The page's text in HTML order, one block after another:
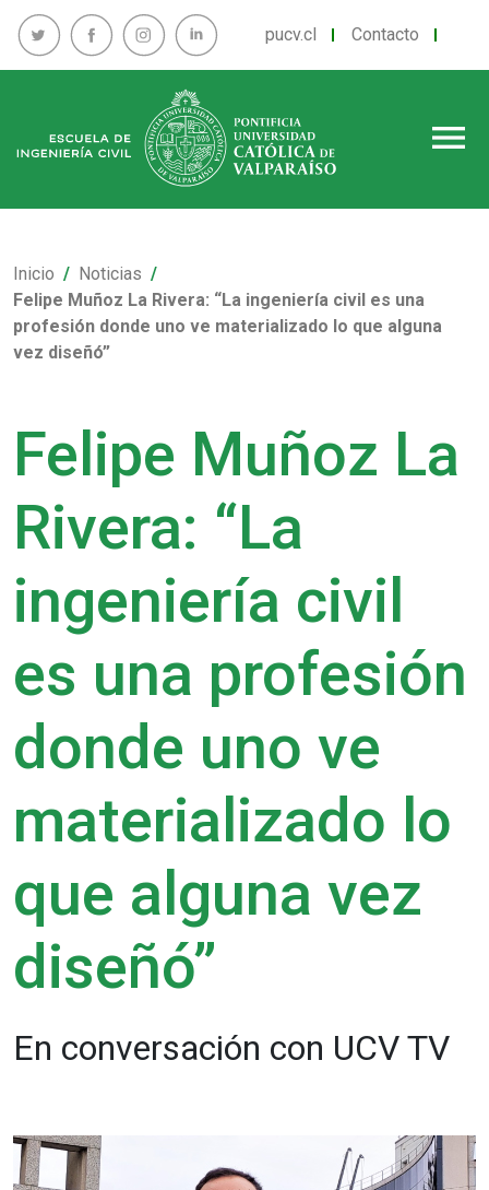
pucv.cl Contacto
menu
Inicio
Noticias
Felipe Muñoz La Rivera: “La ingeniería civil es una
profesión donde uno ve materializado lo que alguna
vez diseñó”
Felipe Muñoz La
Rivera: “La
ingeniería civil
es una profesión
donde uno ve
materializado lo
que alguna vez
diseñó”
En conversación con UCV TV